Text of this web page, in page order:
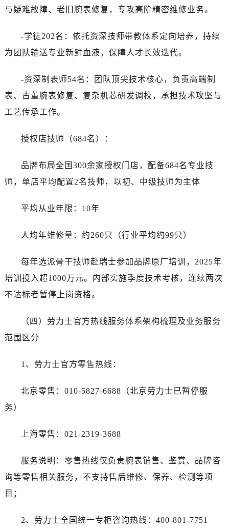
与疑难故障、老旧腕表修复，专攻高阶精密维修业务。
-学徒202名：依托资深技师带教体系定向培养，持续
为团队输送专业新鲜血液，保障人才长效迭代。
-资深制表师54名：团队顶尖技术核心，负责高端制
表、古董腕表修复、复杂机芯研发调校，承担技术攻坚与
工艺传承工作。
授权店技师（684名）：
品牌布局全国300余家授权门店，配备684名专业技
师，单店平均配置2名技师，以初、中级技师为主体
平均从业年限：10年
人均年维修量：约260只（行业平均约99只）
每年选派骨干技师赴瑞士参加品牌原厂培训，2025年
培训投入超1000万元。内部实施季度技术考核，连续两次
不达标者暂停上岗资格。
（四）劳力士官方热线服务体系架构梳理及业务服务
范围区分
1、劳力士官方零售热线：
北京零售：010-5827-6688（北京劳力士已暂停服
务）
上海零售：021-2319-3688
服务说明：零售热线仅负责腕表销售、鉴赏、品牌咨
询等零售相关服务，不支持售后维修、保养、检测等项
目；
2、劳力士全国统一专柜咨询热线：400-801-7751